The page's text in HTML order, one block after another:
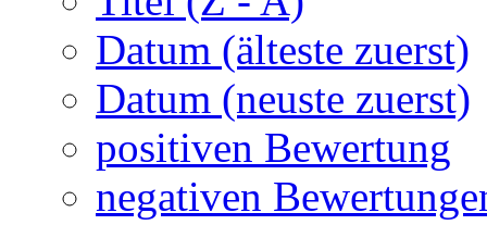
Datum (älteste zuerst)
Datum (neuste zuerst)
positiven Bewertung
negativen